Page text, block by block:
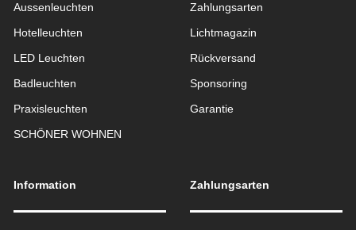
Aussen­leuchten
Hotelleuchten
LED Leuchten
Badleuchten
Praxisleuchten
SCHÖNER WOHNEN
Zahlungsarten
Lichtmagazin
Rückversand
Sponsoring
Garantie
Information Zahlungsarten